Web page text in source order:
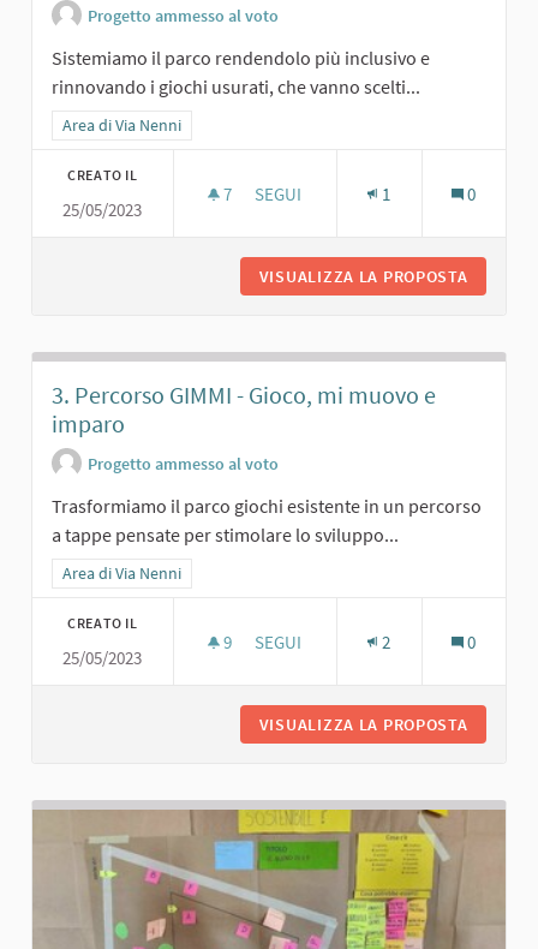
Progetto ammesso al voto
Sistemiamo il parco rendendolo più inclusivo e
rinnovando i giochi usurati, che vanno scelti...
Filtra i risultati per categoria: Area di Via Nenni
Area di Via Nenni
CREATO IL
25/05/2023
7 7 SOSTENITORI
SEGUI 1 0
VISUALIZZA LA PROPOSTA
3. Percorso GIMMI - Gioco, mi muovo e
imparo
Progetto ammesso al voto
Trasformiamo il parco giochi esistente in un percorso
a tappe pensate per stimolare lo sviluppo...
Filtra i risultati per categoria: Area di Via Nenni
Area di Via Nenni
CREATO IL
25/05/2023
9 9 SOSTENITORI
SEGUI 2 0
VISUALIZZA LA PROPOSTA